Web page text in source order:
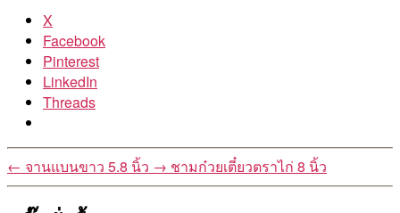
X
Facebook
Pinterest
LinkedIn
Threads
← จานแบนขาว 5.8 นิ้ว → ชามก๋วยเตี๋ยวตราไก่ 8 นิ้ว